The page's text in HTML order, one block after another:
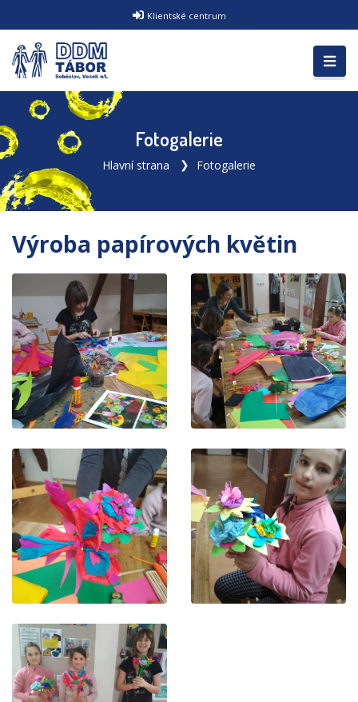
Klientské centrum
Fotogalerie
Hlavní strana Fotogalerie
Výroba papírových květin